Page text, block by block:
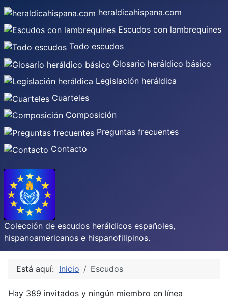
heraldicahispana.com
Escudos con lambrequines
Todo escudos
Glosario heráldico básico
Legislación heráldica
Cuarteles
Composición
Preguntas frecuentes
Contacto
Colección de escudos heráldicos españoles,
hispanoamericanos e hispanofilipinos.
Está aquí: Inicio Escudos
Hay 389 invitados y ningún miembro en línea